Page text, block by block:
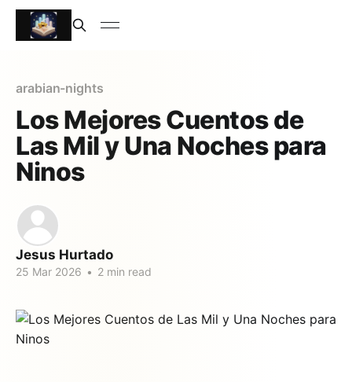
arabian-nights
Los Mejores Cuentos de
Las Mil y Una Noches para
Ninos
Jesus Hurtado
25 Mar 2026 • 2 min read